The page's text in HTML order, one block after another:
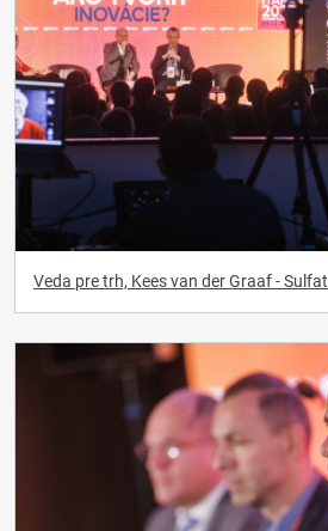
Veda pre trh, Kees van der Graaf -